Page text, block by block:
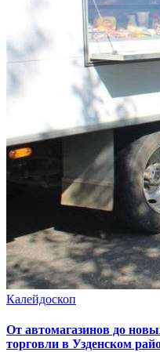
Калейдоскоп
От автомагазинов до
торговли в Узденском